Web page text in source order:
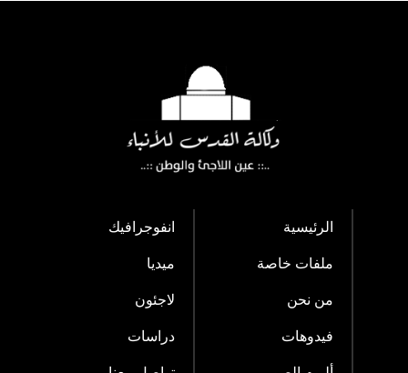
الرئيسية انفوجرافيك
ملفات خاصة ميديا
من نحن لاجئون
فيدوهات دراسات